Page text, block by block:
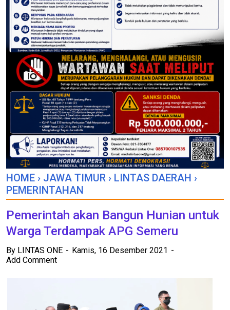
HOME › JAWA TIMUR › LINTAS DAERAH ›
PEMERINTAHAN
Pemerintah akan Bangun Hunian untuk
Warga Terdampak APG Semeru
By LINTAS ONE
Kamis, 16 Desember 2021
Add Comment